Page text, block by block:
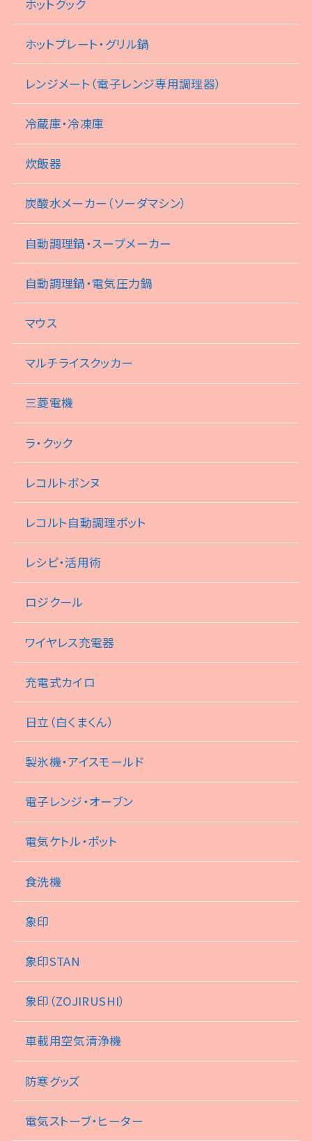
ホットクック
ホットプレート・グリル鍋
レンジメート（電子レンジ専用調理器）
冷蔵庫・冷凍庫
炊飯器
炭酸水メーカー（ソーダマシン）
自動調理鍋・スープメーカー
自動調理鍋・電気圧力鍋
マウス
マルチライスクッカー
三菱電機
ラ・クック
レコルトボンヌ
レコルト自動調理ポット
レシピ・活用術
ロジクール
ワイヤレス充電器
充電式カイロ
日立（白くまくん）
製氷機・アイスモールド
電子レンジ・オーブン
電気ケトル・ポット
食洗機
象印
象印STAN
象印（ZOJIRUSHI）
車載用空気清浄機
防寒グッズ
電気ストーブ・ヒーター